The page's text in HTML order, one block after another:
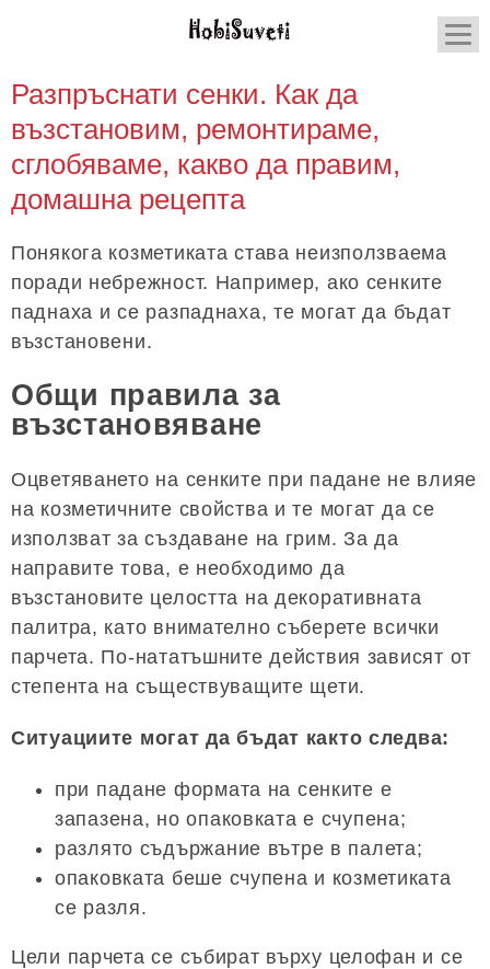
Разпръснати сенки. Как да
възстановим, ремонтираме,
сглобяваме, какво да правим,
домашна рецепта
Понякога козметиката става неизползваема
поради небрежност. Например, ако сенките
паднаха и се разпаднаха, те могат да бъдат
възстановени.
Общи правила за
възстановяване
Оцветяването на сенките при падане не влияе
на козметичните свойства и те могат да се
използват за създаване на грим. За да
направите това, е необходимо да
възстановите целостта на декоративната
палитра, като внимателно съберете всички
парчета. По-нататъшните действия зависят от
степента на съществуващите щети.
Ситуациите могат да бъдат както следва:
при падане формата на сенките е
запазена, но опаковката е счупена;
разлято съдържание вътре в палета;
опаковката беше счупена и козметиката
се разля.
Цели парчета се събират върху целофан и се